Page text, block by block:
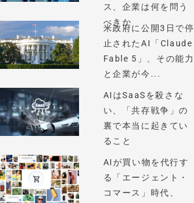
ス、企業は何を問う
べきか
米政府に公開3日で停
止されたAI「Claude
Fable 5」、その能力
と企業が今...
AIはSaaSを殺さな
い、「共存戦争」の
裏で本当に起きてい
ること
AIが買い物を代行す
る「エージェント・
コマース」時代、